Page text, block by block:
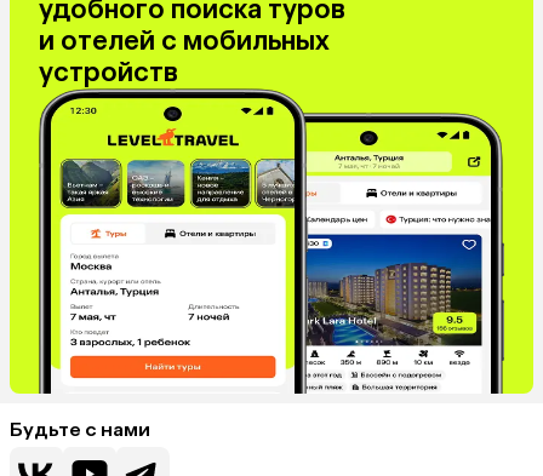
удобного поиска туров
и отелей с мобильных
устройств
Будьте с нами